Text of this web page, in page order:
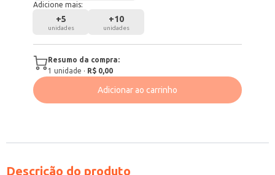
Adicione mais:
+5
unidades
+10
unidades
Resumo da compra:
1 unidade · R$ 0,00
Adicionar ao carrinho
Descrição do produto